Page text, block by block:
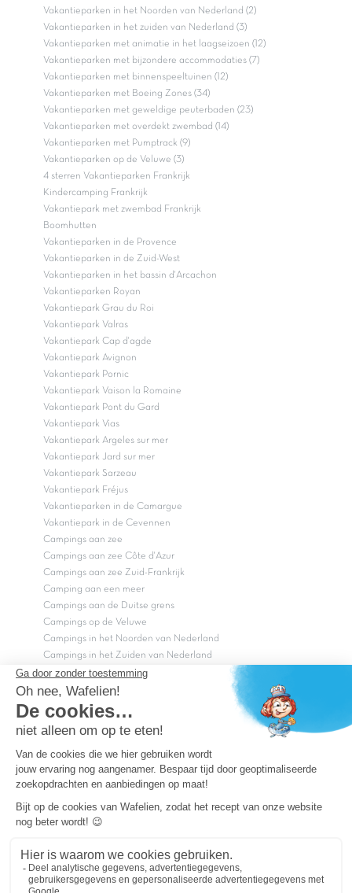
Vakantieparken in het Noorden van Nederland (2)
Vakantieparken in het zuiden van Nederland (3)
Vakantieparken met animatie in het laagseizoen (12)
Vakantieparken met bijzondere accommodaties (7)
Vakantieparken met binnenspeeltuinen (12)
Vakantieparken met Boeing Zones (34)
Vakantieparken met geweldige peuterbaden (23)
Vakantieparken met overdekt zwembad (14)
Vakantieparken met Pumptrack (9)
Vakantieparken op de Veluwe (3)
4 sterren Vakantieparken Frankrijk
Kindercamping Frankrijk
Vakantiepark met zwembad Frankrijk
Boomhutten
Vakantieparken in de Provence
Vakantieparken in de Zuid-West
Vakantieparken in het bassin d'Arcachon
Vakantieparken Royan
Vakantiepark Grau du Roi
Vakantiepark Valras
Vakantiepark Cap d'agde
Vakantiepark Avignon
Vakantiepark Pornic
Vakantiepark Vaison la Romaine
Vakantiepark Pont du Gard
Vakantiepark Vias
Vakantiepark Argeles sur mer
Vakantiepark Jard sur mer
Vakantiepark Sarzeau
Vakantiepark Fréjus
Vakantieparken in de Camargue
Vakantiepark in de Cevennen
Campings aan zee
Campings aan zee Côte d'Azur
Campings aan zee Zuid-Frankrijk
Camping aan een meer
Campings aan de Duitse grens
Campings op de Veluwe
Campings in het Noorden van Nederland
Campings in het Zuiden van Nederland
Copyright Capfun 2026 ©
Bij Capfun solliciteren
Dutchbox Vakantiepark
Superdeals
Capfun in de media
Carabouille.nl
Wettelijke bepalingen
Algemene reisvoorwaarden
Persvragen? mail persvragen@capfun.com
Powered by ICS